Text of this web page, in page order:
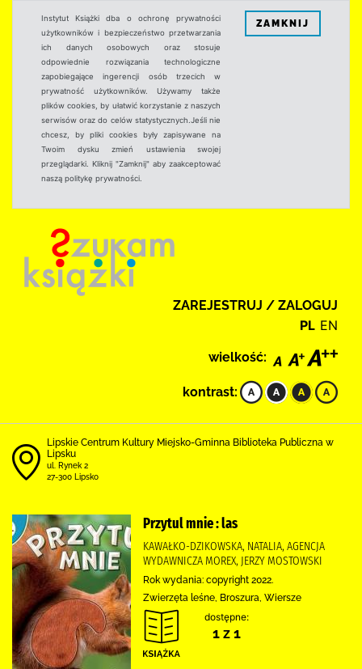
Instytut Książki dba o ochronę prywatności
użytkowników i bezpieczeństwo przetwarzania
ich danych osobowych oraz stosuje
odpowiednie rozwiązania technologiczne
zapobiegające ingerencji osób trzecich w
prywatność użytkowników. Używamy także
plików cookies, by ułatwić korzystanie z naszych
serwisów oraz do celów statystycznych.Jeśli nie
chcesz, by pliki cookies były zapisywane na
Twoim dysku zmień ustawienia swojej
przeglądarki. Kliknij "Zamknij" aby zaakceptować
naszą politykę prywatności.
ZAMKNIJ
ZAREJESTRUJ / ZALOGUJ
PL EN
wielkość:
kontrast:
Lipskie Centrum Kultury Miejsko-Gminna Biblioteka Publiczna w
Lipsku
ul. Rynek 2
27-300 Lipsko
Przytul mnie : las
KAWAŁKO-DZIKOWSKA, NATALIA, AGENCJA
WYDAWNICZA MOREX, JERZY MOSTOWSKI
Rok wydania: copyright 2022.
Zwierzęta leśne, Broszura, Wiersze
dostępne:
1 z 1